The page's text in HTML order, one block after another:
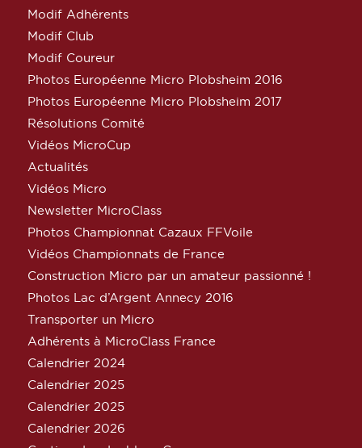
Modif Adhérents
Modif Club
Modif Coureur
Photos Européenne Micro Plobsheim 2016
Photos Européenne Micro Plobsheim 2017
Résolutions Comité
Vidéos MicroCup
Actualités
Vidéos Micro
Newsletter MicroClass
Photos Championnat Cazaux FFVoile
Vidéos Championnats de France
Construction Micro par un amateur passionné !
Photos Lac d’Argent Annecy 2016
Transporter un Micro
Adhérents à MicroClass France
Calendrier 2024
Calendrier 2025
Calendrier 2025
Calendrier 2026